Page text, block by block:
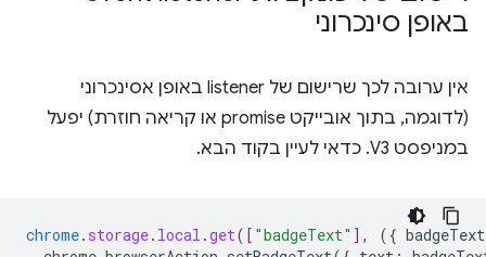
באופן סינכרוני
אין ערובה לכך שרישום של listener באופן אסינכרוני
(לדוגמה, בתוך אובייקט promise או קריאה חוזרת) יפעל
במניפסט V3. כדאי לעיין בקוד הבא.
chrome. storage. local .get( [ "badgeText" ] , ({ badgeText